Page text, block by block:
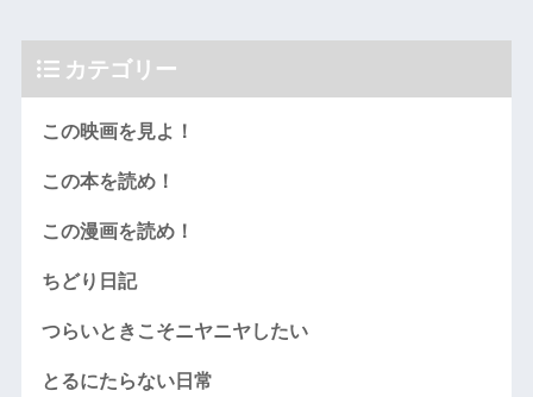
カテゴリー
この映画を見よ！
この本を読め！
この漫画を読め！
ちどり日記
つらいときこそニヤニヤしたい
とるにたらない日常